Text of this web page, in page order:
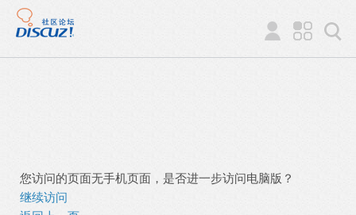
您访问的页面无手机页面，是否进一步访问电脑版？
继续访问